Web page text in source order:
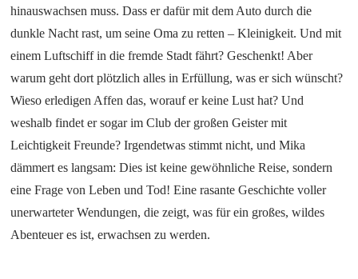
hinauswachsen muss. Dass er dafür mit dem Auto durch die
dunkle Nacht rast, um seine Oma zu retten – Kleinigkeit. Und mit
einem Luftschiff in die fremde Stadt fährt? Geschenkt! Aber
warum geht dort plötzlich alles in Erfüllung, was er sich wünscht?
Wieso erledigen Affen das, worauf er keine Lust hat? Und
weshalb findet er sogar im Club der großen Geister mit
Leichtigkeit Freunde? Irgendetwas stimmt nicht, und Mika
dämmert es langsam: Dies ist keine gewöhnliche Reise, sondern
eine Frage von Leben und Tod! Eine rasante Geschichte voller
unerwarteter Wendungen, die zeigt, was für ein großes, wildes
Abenteuer es ist, erwachsen zu werden.